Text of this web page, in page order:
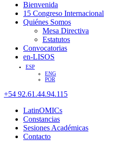
Bienvenida
15 Congreso Internacional
Quiénes Somos
Mesa Directiva
Estatutos
Convocatorias
en-LISOS
ESP
ENG
POR
+54 92.61.44.94.115
LatinOMICs
Constancias
Sesiones Académicas
Contacto